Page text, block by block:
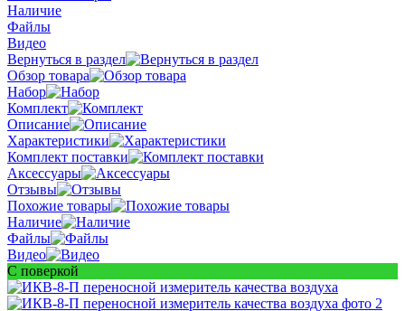
Наличие
Файлы
Видео
Вернуться в раздел
Обзор товара
Набор
Комплект
Описание
Характеристики
Комплект поставки
Аксессуары
Отзывы
Похожие товары
Наличие
Файлы
Видео
С поверкой